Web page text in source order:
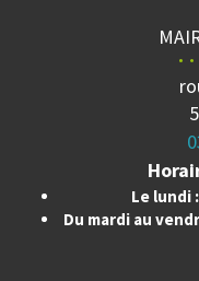
Le lundi
Du mardi au